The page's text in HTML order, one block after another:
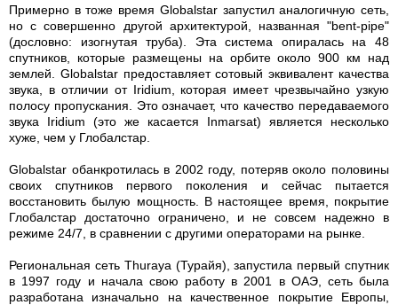
Примерно в тоже время Globalstar запустил аналогичную сеть,
но с совершенно другой архитектурой, названная "bent-pipe"
(дословно: изогнутая труба). Эта система опиралась на 48
спутников, которые размещены на орбите около 900 км над
землей. Globalstar предоставляет сотовый эквивалент качества
звука, в отличии от Iridium, которая имеет чрезвычайно узкую
полосу пропускания. Это означает, что качество передаваемого
звука Iridium (это же касается Inmarsat) является несколько
хуже, чем у Глобалстар.
Globalstar обанкротилась в 2002 году, потеряв около половины
своих спутников первого поколения и сейчас пытается
восстановить былую мощность. В настоящее время, покрытие
Глобалстар достаточно ограничено, и не совсем надежно в
режиме 24/7, в сравнении с другими операторами на рынке.
Региональная сеть Thuraya (Турайя), запустила первый спутник
в 1997 году и начала свою работу в 2001 в ОАЭ, сеть была
разработана изначально на качественное покрытие Европы,